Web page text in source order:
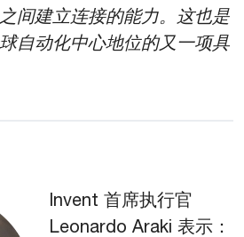
间建立连接的能力。这也是
自动化中心地位的又一项具
Invent 首席执行官
Leonardo Araki 表示：